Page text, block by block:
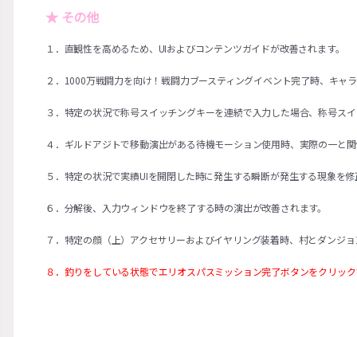
★ その他
１．直観性を高めるため、UIおよびコンテンツガイドが改善されます。
２．1000万戦闘力を向け！戦闘力ブースティングイベント完了時、キ
３．特定の状況で称号スイッチングキーを連続で入力した場合、称号ス
４．ギルドアジトで移動演出がある待機モーション使用時、実際の一と
５．特定の状況で実績UIを開閉した時に発生する瞬断が発生する現象を
６．分解後、入力ウィンドウを終了する時の演出が改善されます。
７．特定の顔（上）アクセサリーおよびイヤリング装着時、村とダンジ
８．釣りをしている状態でエリオスパスミッション完了ボタンをクリッ